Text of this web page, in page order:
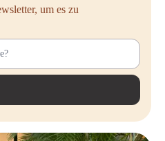
um es zu